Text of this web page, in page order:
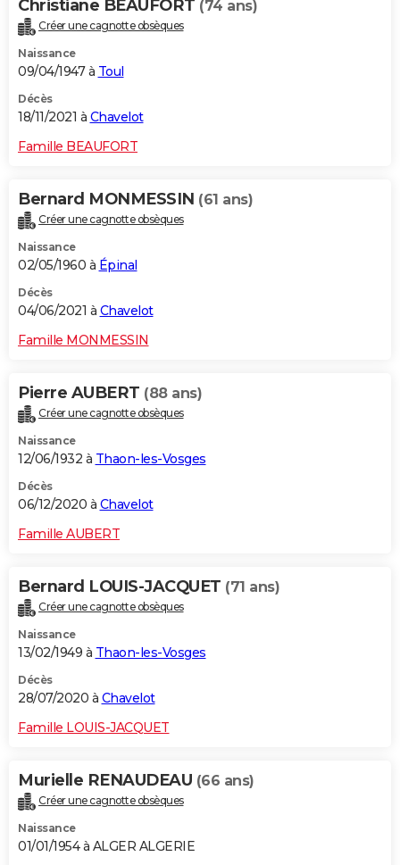
Christiane BEAUFORT (74 ans)
Créer une cagnotte obsèques
Naissance
09/04/1947 à Toul
Décès
18/11/2021 à Chavelot
Famille BEAUFORT
Bernard MONMESSIN (61 ans)
Créer une cagnotte obsèques
Naissance
02/05/1960 à Épinal
Décès
04/06/2021 à Chavelot
Famille MONMESSIN
Pierre AUBERT (88 ans)
Créer une cagnotte obsèques
Naissance
12/06/1932 à Thaon-les-Vosges
Décès
06/12/2020 à Chavelot
Famille AUBERT
Bernard LOUIS-JACQUET (71 ans)
Créer une cagnotte obsèques
Naissance
13/02/1949 à Thaon-les-Vosges
Décès
28/07/2020 à Chavelot
Famille LOUIS-JACQUET
Murielle RENAUDEAU (66 ans)
Créer une cagnotte obsèques
Naissance
01/01/1954 à ALGER ALGERIE